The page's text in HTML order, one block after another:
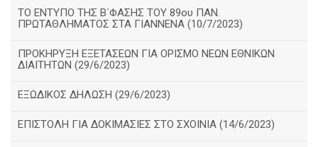
ΤΟ ΕΝΤΥΠΟ ΤΗΣ Β΄ΦΑΣΗΣ ΤΟΥ 89ου ΠΑΝ.
ΠΡΩΤΑΘΛΗΜΑΤΟΣ ΣΤΑ ΓΙΑΝΝΕΝΑ (10/7/2023)
ΠΡΟΚΗΡΥΞΗ ΕΞΕΤΑΣΕΩΝ ΓΙΑ ΟΡΙΣΜΟ ΝΕΩΝ ΕΘΝΙΚΩΝ
ΔΙΑΙΤΗΤΩΝ (29/6/2023)
ΕΞΩΔΙΚΟΣ ΔΗΛΩΣΗ (29/6/2023)
ΕΠΙΣΤΟΛΗ ΓΙΑ ΔΟΚΙΜΑΣΙΕΣ ΣΤΟ ΣΧΟΙΝΙΑ (14/6/2023)